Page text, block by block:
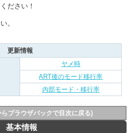
ださい！
。
更新情報
ヤメ時
ART後のモード移行率
内部モード・移行率
ブラウザバックで目次に戻る)
基本情報